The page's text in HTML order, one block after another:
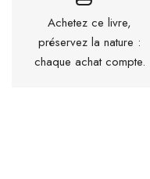
Achetez ce livre,
préservez la nature :
chaque achat compte.